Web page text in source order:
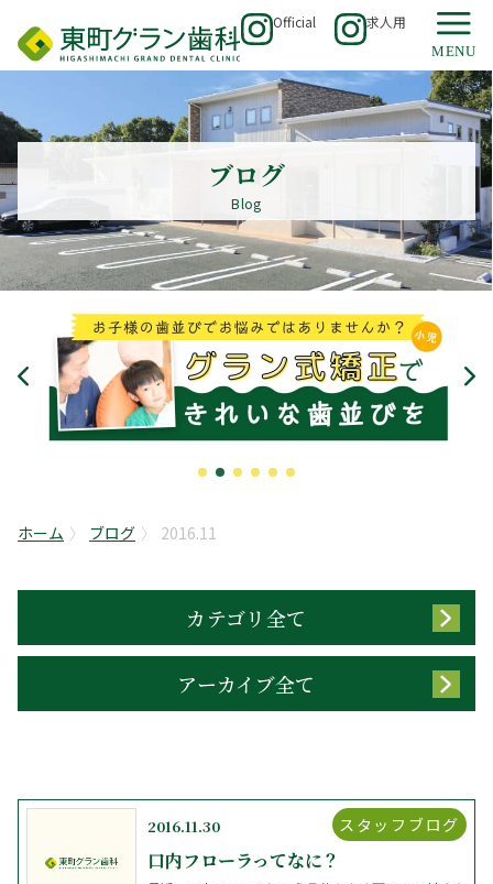
Official 求人用
ブログ
Blog
ホーム ブログ 2016.11
カテゴリ全て
アーカイブ全て
2016.11.30
口内フローラってなに？
スタッフブログ